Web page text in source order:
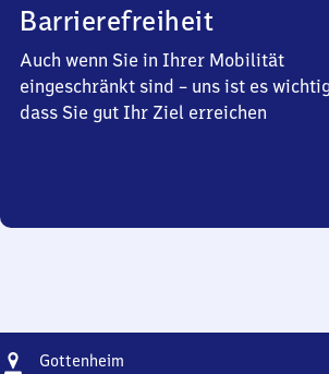
Barrierefreiheit
Auch wenn Sie in Ihrer Mobilität
eingeschränkt sind – uns ist es
dass Sie gut Ihr Ziel erreichen
Adresse
Gottenheim